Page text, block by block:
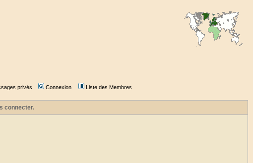
privés Connexion Liste des Membres
connecter.